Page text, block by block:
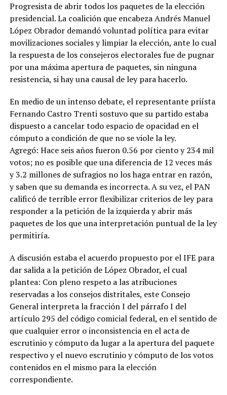
Progresista de abrir todos los paquetes de la elección
presidencial. La coalición que encabeza Andrés Manuel
López Obrador demandó voluntad política para evitar
movilizaciones sociales ylimpiar la elección, ante lo cual
la respuesta de los consejeros electorales fue de pugnar
por una máxima apertura de paquetes, sin ninguna
resistencia, si hay una causal de ley para hacerlo.
En medio de un intenso debate, el representante priísta
Fernando Castro Trenti sostuvo que su partido estaba
dispuesto a cancelar todo espacio de opacidad en el
cómputo a condición de que no se viole la ley.
Agregó: Hace seis años fueron 0.56 por ciento y 234 mil
votos; no es posible que una diferencia de 12 veces más
y 3.2 millones de sufragios no los haga entrar en razón,
y saben que su demanda es incorrecta. A su vez, el PAN
calificó deterrible errorflexibilizar criterios de ley para
responder a la petición de la izquierda y abrir más
paquetes de los que una interpretación puntual de la ley
permitiría.
A discusión estaba el acuerdo propuesto por el IFE para
dar salida a la petición de López Obrador, el cual
plantea: Con pleno respeto a las atribuciones
reservadas a los consejos distritales, este Consejo
General interpreta la fracción I del párrafo I del
artículo 295 del código comicial federal, en el sentido de
que cualquier error o inconsistencia en el acta de
escrutinio y cómputo da lugar a la apertura del paquete
respectivo y el nuevo escrutinio y cómputo de los votos
contenidos en el mismo para la elección
correspondiente.